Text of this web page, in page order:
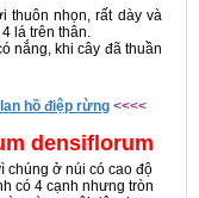
thuôn nhọn, rất dày và
lá trên thân.
nắng, khi cây đã thuần
hồ điệp rừng <<<<
densiflorum
chúng ở núi có cao độ
có 4 cạnh nhưng tròn